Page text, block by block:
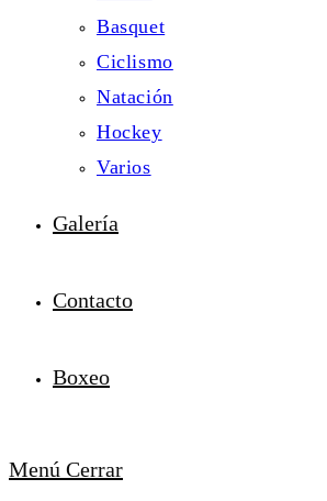
Basquet
Ciclismo
Natación
Hockey
Varios
Galería
Contacto
Boxeo
Menú Cerrar